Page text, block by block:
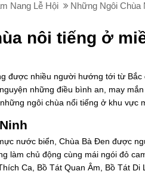
Nang Lễ Hội Những Ngôi Chùa
nôi tiếng ở
được nhiều người hướng tới từ
những điều bình an, may
ngôi chùa nổi tiếng ở khu vực
nước biển, Chùa Bà Đen được
làm chủ động cùng mái ngói đỏ
Ca, Bồ Tát Quan Âm, Bồ Tát Di